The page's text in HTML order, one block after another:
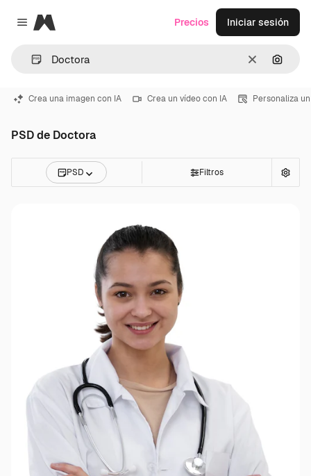
Close menu
Magnific
Borrar
Precios Iniciar sesión
Crea una imagen con IA Crea un vídeo con IA Personaliza
PSD de Doctora
PSD Filtros